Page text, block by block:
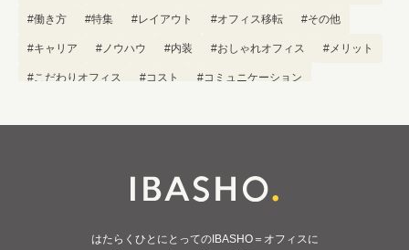
#働き方 #特集 #レイアウト #オフィス移転 #その他
#キャリア #ノウハウ #内装 #おしゃれオフィス #メリット
#こだわりオフィス #コスト #コミュニケーション
はたらくひとにとってのIBASHO＝オフィスに